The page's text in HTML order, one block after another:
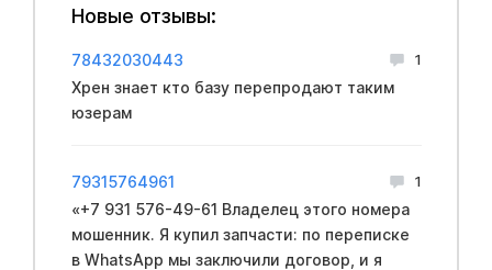
Новые отзывы:
78432030443 1
Хрен знает кто базу перепродают таким
юзерам
79315764961 1
«+7 931 576-49-61 Владелец этого номера
мошенник. Я купил запчасти: по переписке
в WhatsApp мы заключили договор, и я